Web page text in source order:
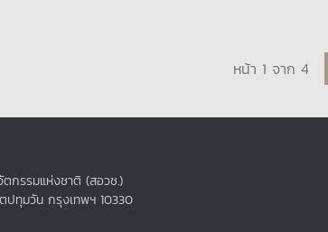
หน้า 1 จาก 4
กรรมแห่งชาติ (สอวช.)
ปทุมวัน กรุงเทพฯ 10330